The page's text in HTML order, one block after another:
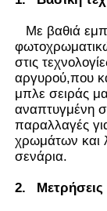
Η έξυπνη
Διαφανές
Χρώμα
Με βαθιά
στις
αργυρού,που
μπλε σειράς
αναπτυγμένη
παραλλαγές
χρωμάτων και
σενάρια.
2.